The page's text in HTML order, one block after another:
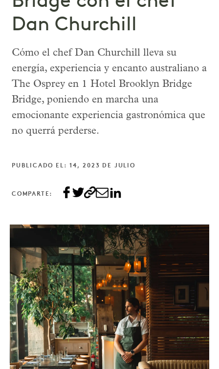
Dan Churchill
Cómo el chef Dan Churchill lleva su
energía, experiencia y encanto australiano a
The Osprey en 1 Hotel Brooklyn Bridge
Bridge, poniendo en marcha una
emocionante experiencia gastronómica que
no querrá perderse.
PUBLICADO EL: 14, 2023 DE JULIO
COMPARTE: